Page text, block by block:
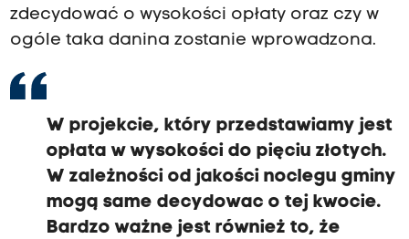
zdecydować o wysokości opłaty oraz czy w
ogóle taka danina zostanie wprowadzona.
W projekcie, który przedstawiamy jest
opłata w wysokości do pięciu złotych.
W zależności od jakości noclegu gminy
mogą same decydowac o tej kwocie.
Bardzo ważne jest również to, że